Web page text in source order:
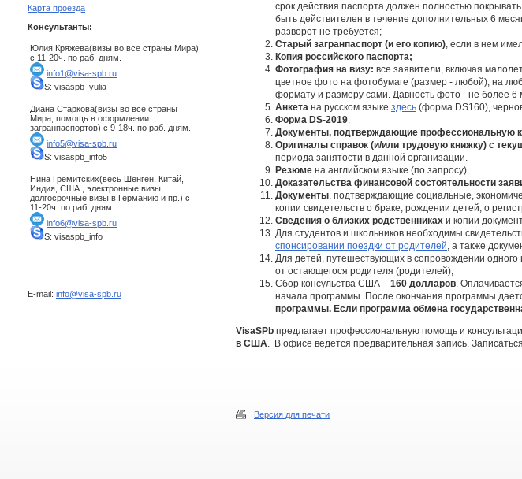
Карта проезда
Консультанты:
Юлия Кряжева(визы во все страны Мира)
с 11-20ч. по раб. дням.
info1@visa-spb.ru
S: visaspb_yulia
Диана Старкова(визы во все страны
Мира, помощь в оформлении
загранпаспортов) с 9-18ч. по раб. дням.
info5@visa-spb.ru
S: visaspb_info5
Нина Гремитских(весь Шенген, Китай,
Индия, США , электронные визы,
долгосрочные визы в Германию и пр.) с
11-20ч. по раб. дням.
info6@visa-spb.ru
S: visaspb_info
E-mail: info@visa-spb.ru
cрок действия паспорта должен полностью
быть действителен в течение дополнительных 6
разворот не требуется;
Старый загранпаспорт (и его копию), если в нем
Копия российского паспорта;
Фотография на визу: все заявители, включая
цветное фото на фотобумаге (размер - любой), на
формату и размеру сами. Давность фото - не более
Анкета на русском языке здесь (форма DS160),
Форма DS-2019.
Документы, подтверждающие профессиональную
Оригиналы справок (и/или трудовую книжку) с
периода занятости в данной организации.
Резюме на английском языке (по запросу).
Доказательства финансовой состоятельности
Документы, подтверждающие социальные,
копии свидетельств о браке, рождении детей, о
Сведения о близких родственниках и копии
Для студентов и школьников необходимы
спонсировании поездки от родителей, а также
Для детей, путешествующих в сопровождении
от остающегося родителя (родителей);
Сбор консульства США - 160 долларов.
начала программы. После окончания программы
программы. Если программа обмена
VisaSPb предлагает профессиональную помощь и
в США. В офисе ведется предварительная запись.
Версия для печати